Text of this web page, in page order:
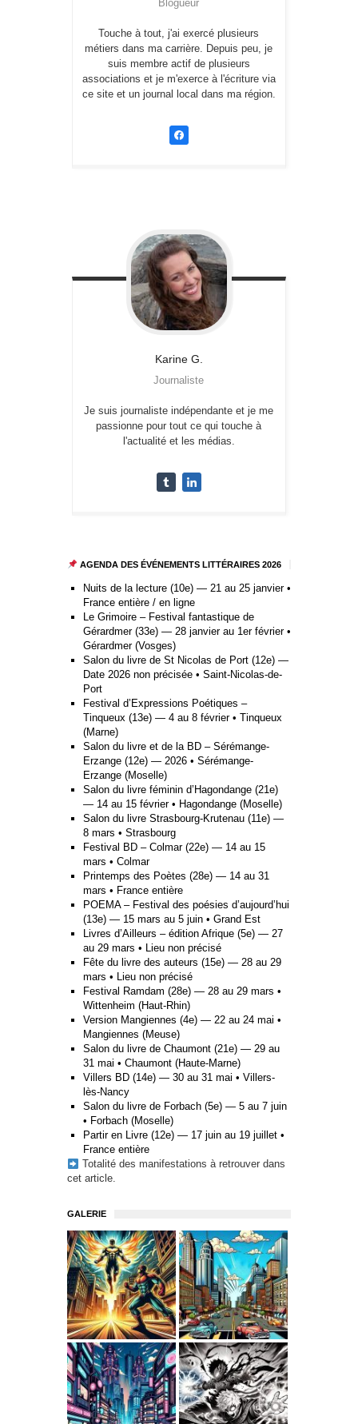
Blogueur
Touche à tout, j'ai exercé plusieurs
métiers dans ma carrière. Depuis peu, je
suis membre actif de plusieurs
associations et je m'exerce à l'écriture via
ce site et un journal local dans ma région.
Karine G.
Journaliste
Je suis journaliste indépendante et je me
passionne pour tout ce qui touche à
l'actualité et les médias.
AGENDA DES ÉVÉNEMENTS LITTÉRAIRES 2026
Nuits de la lecture (10e) — 21 au 25 janvier •
France entière / en ligne
Le Grimoire – Festival fantastique de
Gérardmer (33e) — 28 janvier au 1er février •
Gérardmer (Vosges)
Salon du livre de St Nicolas de Port (12e) —
Date 2026 non précisée • Saint-Nicolas-de-
Port
Festival d’Expressions Poétiques –
Tinqueux (13e) — 4 au 8 février • Tinqueux
(Marne)
Salon du livre et de la BD – Sérémange-
Erzange (12e) — 2026 • Sérémange-
Erzange (Moselle)
Salon du livre féminin d’Hagondange (21e)
— 14 au 15 février • Hagondange (Moselle)
Salon du livre Strasbourg-Krutenau (11e) —
8 mars • Strasbourg
Festival BD – Colmar (22e) — 14 au 15
mars • Colmar
Printemps des Poètes (28e) — 14 au 31
mars • France entière
POEMA – Festival des poésies d’aujourd’hui
(13e) — 15 mars au 5 juin • Grand Est
Livres d’Ailleurs – édition Afrique (5e) — 27
au 29 mars • Lieu non précisé
Fête du livre des auteurs (15e) — 28 au 29
mars • Lieu non précisé
Festival Ramdam (28e) — 28 au 29 mars •
Wittenheim (Haut-Rhin)
Version Mangiennes (4e) — 22 au 24 mai •
Mangiennes (Meuse)
Salon du livre de Chaumont (21e) — 29 au
31 mai • Chaumont (Haute-Marne)
Villers BD (14e) — 30 au 31 mai • Villers-
lès-Nancy
Salon du livre de Forbach (5e) — 5 au 7 juin
• Forbach (Moselle)
Partir en Livre (12e) — 17 juin au 19 juillet •
France entière
Totalité des manifestations à retrouver dans
cet article.
GALERIE